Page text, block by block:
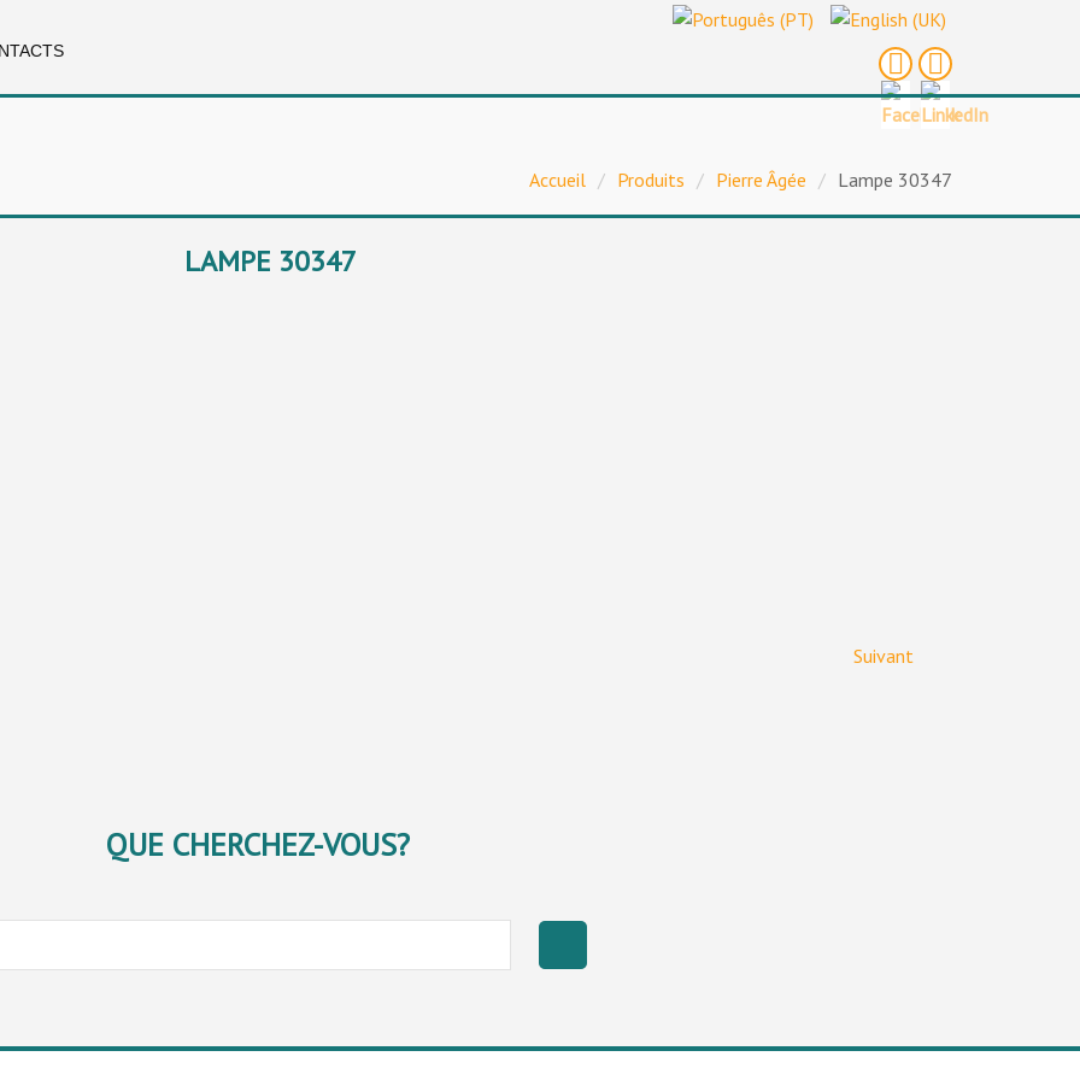
Accueil / Produits / Pierre Âgée / Lampe 30347
LAMPE 30347
Suivant
QUE CHERCHEZ-VOUS?